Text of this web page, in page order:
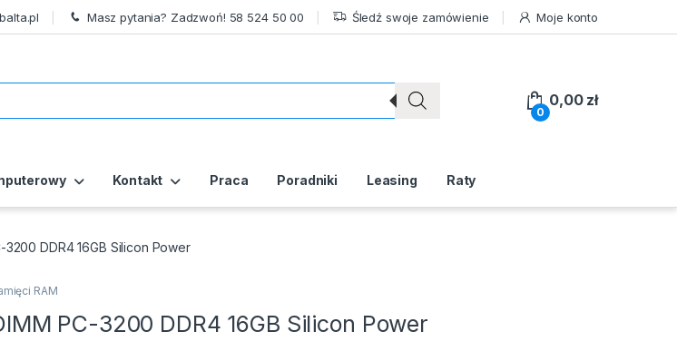
Masz pytania? Zadzwoń! 58 524 50 00 Śledź swoje zamówienie Moje konto
0
0,00 zł
Kontakt Praca Poradniki Leasing Raty
3200 DDR4 16GB Silicon Power
RAM
PC-3200 DDR4 16GB Silicon Power